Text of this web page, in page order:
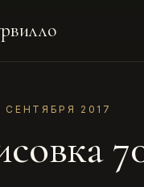
СЕНТЯБРЯ 2017